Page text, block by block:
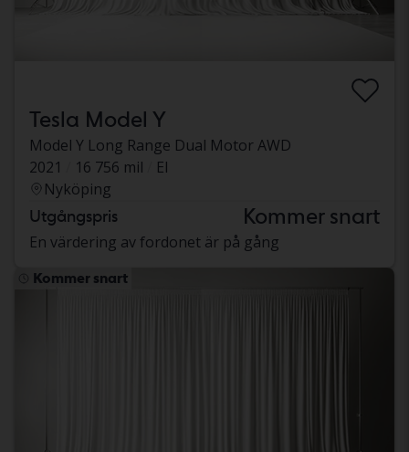
Tesla Model Y
Model Y Long Range Dual Motor AWD
2021
16 756 mil
El
Nyköping
Utgångspris Kommer snart
En värdering av fordonet är på gång
Kommer snart